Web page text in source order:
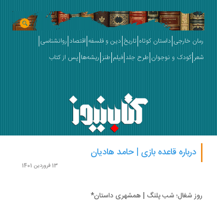
خارجی داستان کوتاه تاریخ دین و فلسفه اقتصاد روانشناسی
کودک و نوجوان طرح جلد فیلم طنز ریشه‌ها پس از کتاب
درباره قاعده بازی | حامد هادیان
شغال؛ شب پلنگ | همشهری داستان*